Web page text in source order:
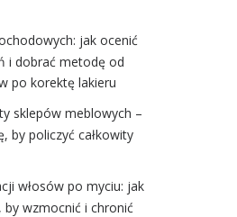
jak ocenić
i dobrać metodę od
po korektę lakieru
sklepów meblowych –
by policzyć całkowity
włosów po myciu: jak
wzmocnić i chronić